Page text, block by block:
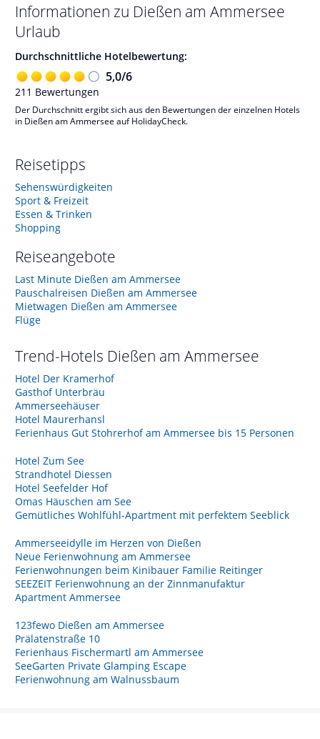
Informationen zu Dießen am Ammersee
Urlaub
Durchschnittliche Hotelbewertung:
5,0/6
211 Bewertungen
Der Durchschnitt ergibt sich aus den Bewertungen der einzelnen Hotels
in Dießen am Ammersee auf HolidayCheck.
Reisetipps
Sehenswürdigkeiten
Sport & Freizeit
Essen & Trinken
Shopping
Reiseangebote
Last Minute Dießen am Ammersee
Pauschalreisen Dießen am Ammersee
Mietwagen Dießen am Ammersee
Flüge
Trend-Hotels Dießen am Ammersee
Hotel Der Kramerhof
Gasthof Unterbräu
Ammerseehäuser
Hotel Maurerhansl
Ferienhaus Gut Stohrerhof am Ammersee bis 15 Personen
Hotel Zum See
Strandhotel Diessen
Hotel Seefelder Hof
Omas Häuschen am See
Gemütliches Wohlfühl-Apartment mit perfektem Seeblick
Ammerseeidylle im Herzen von Dießen
Neue Ferienwohnung am Ammersee
Ferienwohnungen beim Kinibauer Familie Reitinger
SEEZEIT Ferienwohnung an der Zinnmanufaktur
Apartment Ammersee
123fewo Dießen am Ammersee
Prälatenstraße 10
Ferienhaus Fischermartl am Ammersee
SeeGarten Private Glamping Escape
Ferienwohnung am Walnussbaum